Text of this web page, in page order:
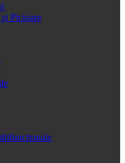
Picioare